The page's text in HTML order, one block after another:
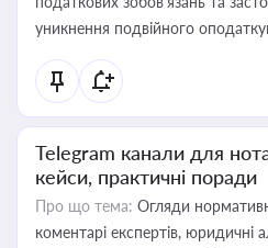
уникнення подвійного
Telegram канали для
кейси, практичні поради
Про що тема: Огляди
коментарі експертів, юридичні